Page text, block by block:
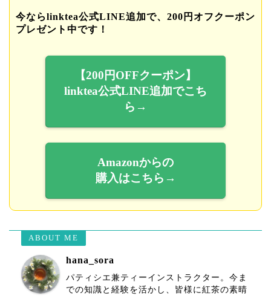
今ならlinktea公式LINE追加で、200円オフクーポン
プレゼント中です！
【200円OFFクーポン】
linktea公式LINE追加でこち
ら→
Amazonからの
購入はこちら→
ABOUT ME
hana_sora
パティシエ兼ティーインストラクター。今ま
での知識と経験を活かし、皆様に紅茶の素晴